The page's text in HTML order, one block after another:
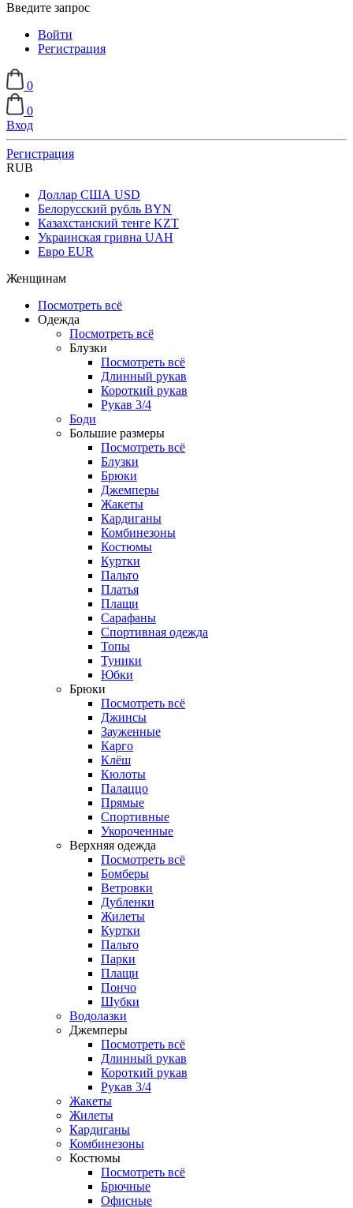
Введите запрос
Войти
Регистрация
0
0
Вход
Регистрация
RUB
Доллар США USD
Белорусский рубль BYN
Казахстанский тенге KZT
Украинская гривна UAH
Евро EUR
Женщинам
Посмотреть всё
Одежда
Посмотреть всё
Блузки
Посмотреть всё
Длинный рукав
Короткий рукав
Рукав 3/4
Боди
Большие размеры
Посмотреть всё
Блузки
Брюки
Джемперы
Жакеты
Кардиганы
Комбинезоны
Костюмы
Куртки
Пальто
Платья
Плащи
Сарафаны
Спортивная одежда
Топы
Туники
Юбки
Брюки
Посмотреть всё
Джинсы
Зауженные
Карго
Клёш
Кюлоты
Палаццо
Прямые
Спортивные
Укороченные
Верхняя одежда
Посмотреть всё
Бомберы
Ветровки
Дубленки
Жилеты
Куртки
Пальто
Парки
Плащи
Пончо
Шубки
Водолазки
Джемперы
Посмотреть всё
Длинный рукав
Короткий рукав
Рукав 3/4
Жакеты
Жилеты
Кардиганы
Комбинезоны
Костюмы
Посмотреть всё
Брючные
Офисные